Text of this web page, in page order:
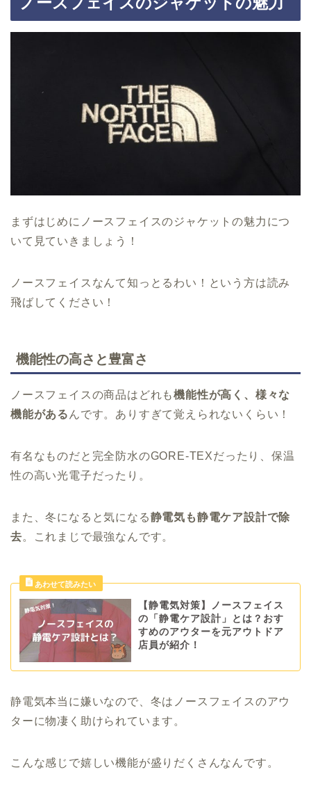
まずはじめにノースフェイスのジャケットの魅力につ
いて見ていきましょう！
ノースフェイスなんて知っとるわい！という方は読み
飛ばしてください！
機能性の高さと豊富さ
ノースフェイスの商品はどれも機能性が高く、様々な
機能があるんです。ありすぎて覚えられないくらい！
有名なものだと完全防水のGORE-TEXだったり、保温
性の高い光電子だったり。
また、冬になると気になる静電気も静電ケア設計で除
去。これまじで最強なんです。
【静電気対策】ノースフェイス
の「静電ケア設計」とは？おす
すめのアウターを元アウトドア
店員が紹介！
静電気本当に嫌いなので、冬はノースフェイスのアウ
ターに物凄く助けられています。
こんな感じで嬉しい機能が盛りだくさんなんです。